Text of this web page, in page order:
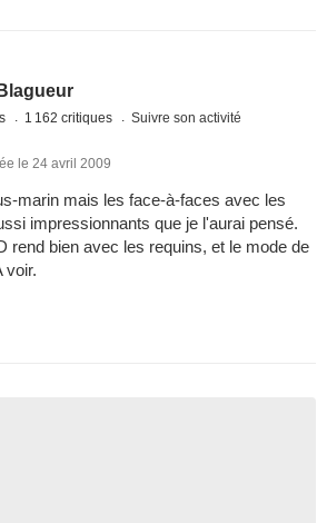
1 162 critiques Suivre son activité
le 24 avril 2009
marin mais les face-à-faces avec les
impressionnants que je l'aurai pensé.
rend bien avec les requins, et le mode de
voir.